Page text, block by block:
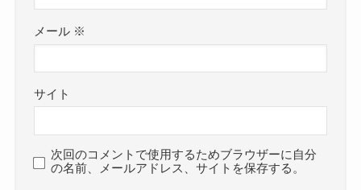
メール ※
サイト
次回のコメントで使用するためブラウザーに自分
の名前、メールアドレス、サイトを保存する。